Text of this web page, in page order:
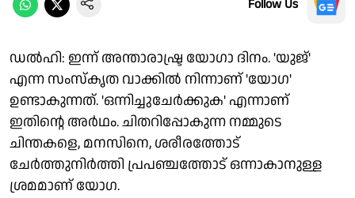
Follow Us
ഡൽഹി: ഇന്ന് അന്താരാഷ്ട്ര യോഗാ ദിനം. 'യുജ്'
എന്ന സംസ്കൃത വാക്കിൽ നിന്നാണ് 'യോഗ'
ഉണ്ടാകുന്നത്. 'ഒന്നിച്ചുചേർക്കുക' എന്നാണ്
ഇതിന്റെ അർഥം. ചിതറിപ്പോകുന്ന നമ്മുടെ
ചിന്തകളെ, മനസിനെ, ശരീരത്തോട്
ചേർത്തുനിർത്തി പ്രപഞ്ചത്തോട് ഒന്നാകാനുള്ള
ശ്രമമാണ് യോഗ.